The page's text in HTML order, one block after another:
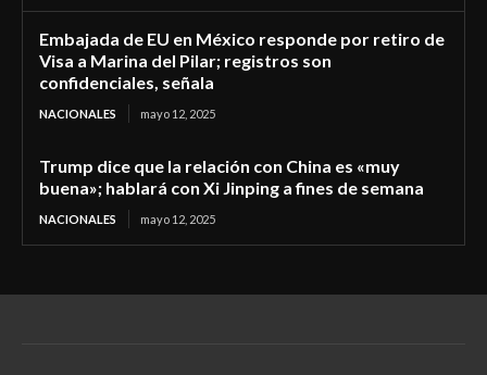
Embajada de EU en México responde por retiro de
Visa a Marina del Pilar; registros son
confidenciales, señala
NACIONALES mayo 12, 2025
Trump dice que la relación con China es «muy
buena»; hablará con Xi Jinping a fines de semana
NACIONALES mayo 12, 2025